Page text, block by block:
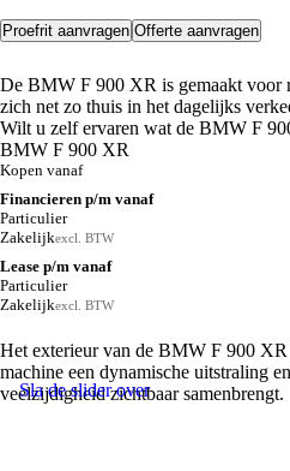
Productwijzer
Ontdek wel lease- of financieringsvorm
Naar productwijzer
Evenementenagenda
Bekijk hier welke evenementen er in 2026
Bekijk agenda
Proefrit aanvragen Offerte aanvragen
De BMW F 900 XR is gemaakt voor
zich net zo thuis in het dagelijks
Wilt u zelf ervaren wat de BMW F
BMW F 900 XR
Kopen vanaf
Financieren p/m vanaf
Particulier
Zakelijkexcl. BTW
Lease p/m vanaf
Particulier
Zakelijkexcl. BTW
Het exterieur van de BMW F 900 XR
machine een dynamische uitstraling
veelzijdigheid zichtbaar samenbrengt.
Sla de slider over